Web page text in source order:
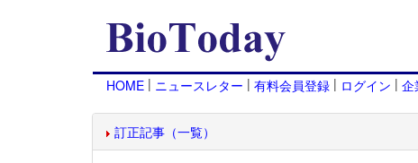
HOME | ニュースレター | 有料会員登録 | ログイン | 企
訂正記事（一覧）